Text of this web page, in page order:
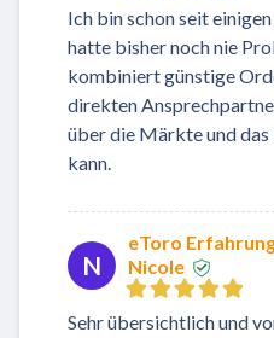
Ich bin schon seit
hatte bisher noch nie
kombiniert günstige
direkten
über die Märkte und
kann.
N
eToro
Nicole
Sehr übersichtlich und